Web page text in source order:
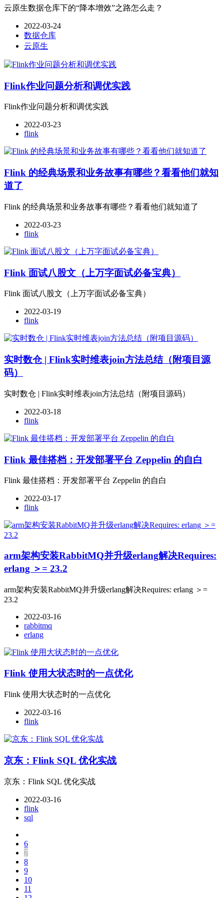
云原生数据仓库下的“降本增效”之路怎么走？
2022-03-24
数据仓库
云原生
Flink作业问题分析和调优实践
Flink作业问题分析和调优实践
2022-03-23
flink
Flink 的经典场景和业务故事有哪些？看看他们就知
道了
Flink 的经典场景和业务故事有哪些？看看他们就知道了
2022-03-23
flink
Flink 面试八股文（上万字面试必备宝典）
Flink 面试八股文（上万字面试必备宝典）
2022-03-19
flink
实时数仓 | Flink实时维表join方法总结（附项目源
码）
实时数仓 | Flink实时维表join方法总结（附项目源码）
2022-03-18
flink
Flink 最佳搭档：开发部署平台 Zeppelin 的自白
Flink 最佳搭档：开发部署平台 Zeppelin 的自白
2022-03-17
flink
arm架构安装RabbitMQ并升级erlang解决Requires:
erlang ＞= 23.2
arm架构安装RabbitMQ并升级erlang解决Requires: erlang ＞=
23.2
2022-03-16
rabbitmq
erlang
Flink 使用大状态时的一点优化
Flink 使用大状态时的一点优化
2022-03-16
flink
京东：Flink SQL 优化实战
京东：Flink SQL 优化实战
2022-03-16
flink
sql
6
7
8
9
10
11